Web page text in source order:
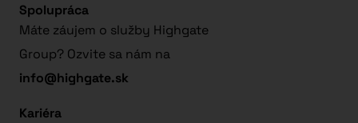
Spolupráca
Máte záujem o služby Highgate
Group? Ozvite sa nám na
info@highgate.sk
Kariéra